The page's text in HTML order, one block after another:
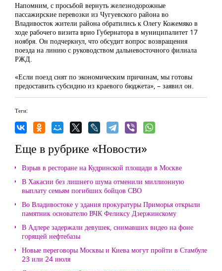
Напомним, с просьбой вернуть железнодорожные
пассажирские перевозки из Чугуевского района во
Владивосток жители района обратились к Олегу Кожемяко в
ходе рабочего визита врио Губернатора в муниципалитет 17
ноября. Он подчеркнул, что обсудит вопрос возвращения
поезда на линию с руководством дальневосточного филиала
РЖД.
«Если поезд снят по экономическим причинам, мы готовы
предоставить субсидию из краевого бюджета», – заявил он.
Теги:
Еще в рубрике «Новости»
Взрыв в ресторане на Кудринской площади в Москве
В Хакасии без лишнего шума отменили миллионную
выплату семьям погибших бойцов СВО
Во Владивостоке у здания прокуратуры Приморья открыли
памятник основателю ВЧК Феликсу Дзержинскому
В Адлере задержали девушек, снимавших видео на фоне
горящей нефтебазы
Новые переговоры Москвы и Киева могут пройти в Стамбуле
23 или 24 июля